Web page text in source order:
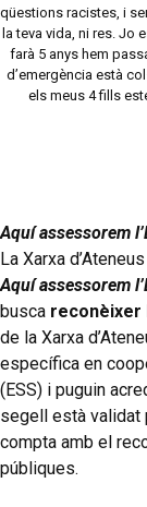
qüestions racistes, i
la teva vida, ni res. Jo
farà 5 anys hem
d’emergència està
els meus 4 fills
Aquí assessorem
La Xarxa
Aquí assessorem
busca reconèixer
de la Xarxa
específica en
(ESS) i puguin
segell està validat
compta amb el
públiques.